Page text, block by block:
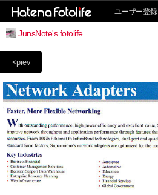
ユーザー登録
JunsNote's fotolife
<prev